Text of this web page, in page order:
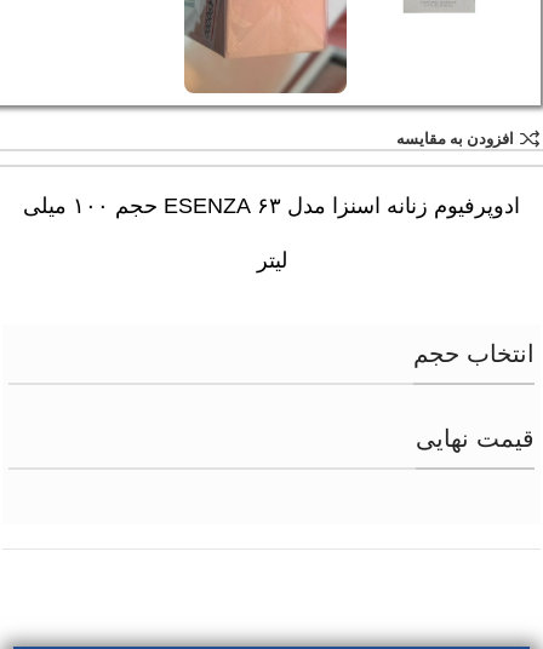
افزودن به مقایسه
ادوپرفیوم زنانه اسنزا مدل ۶۳ ESENZA حجم ۱۰۰ میلی
لیتر
انتخاب حجم
قیمت نهایی